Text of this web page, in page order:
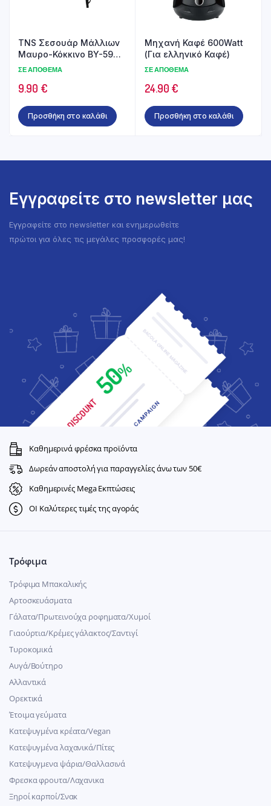
TNS Σεσουάρ Μάλλιων
Μαυρο-Κόκκινο BY-5902
1000w
ΣΕ ΑΠΌΘΕΜΑ
9.90 €
Προσθήκη στο καλάθι
Μηχανή Καφέ 600Watt
(Για ελληνικό Καφέ)
ΣΕ ΑΠΌΘΕΜΑ
24.90 €
Προσθήκη στο καλάθι
Εγγραφείτε στο newsletter μας
Εγγραφείτε στο newsletter και ενημερωθείτε
πρώτοι για όλες τις μεγάλες προσφορές μας!
Καθημερινά φρέσκα προϊόντα
Δωρεάν αποστολή για παραγγελίες άνω των 50€
Καθημερινές Mega Εκπτώσεις
ΟΙ Καλύτερες τιμές της αγοράς
Τρόφιμα
Τρόφιμα Μπακαλικής
Αρτοσκευάσματα
Γάλατα/Πρωτεινούχα ροφηματα/Χυμοί
Γιαούρτια/Κρέμες γάλακτος/Σαντιγί
Τυροκομικά
Αυγά/Βούτηρο
Αλλαντικά
Ορεκτικά
Έτοιμα γεύματα
Κατεψυγμένα κρέατα/Vegan
Kατεψυγμένα λαχανικά/Πίτες
Κατεψυγμενα ψάρια/Θαλλασινά
Φρεσκα φρουτα/Λαχανικα
Ξηροί καρποί/Σνακ